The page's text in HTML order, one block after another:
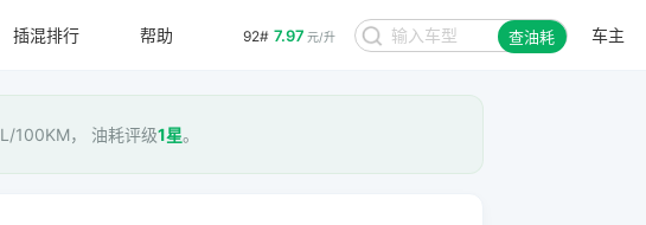
92# 7.97 元/升 查油耗 车主
插混排行 帮助
L/100KM， 油耗评级1星。